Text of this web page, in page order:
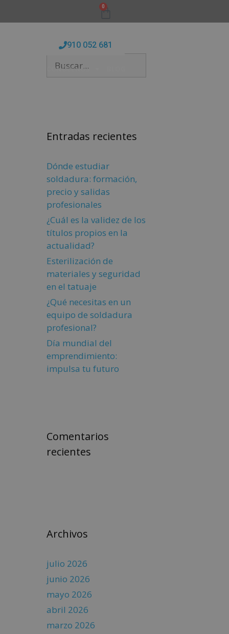
0
910 052 681
CONÓCENOS
Entradas recientes
Dónde estudiar
soldadura: formación,
precio y salidas
profesionales
¿Cuál es la validez de los
títulos propios en la
actualidad?
Esterilización de
materiales y seguridad
en el tatuaje
¿Qué necesitas en un
equipo de soldadura
profesional?
Día mundial del
emprendimiento:
impulsa tu futuro
Comentarios
recientes
Archivos
julio 2026
junio 2026
mayo 2026
abril 2026
marzo 2026